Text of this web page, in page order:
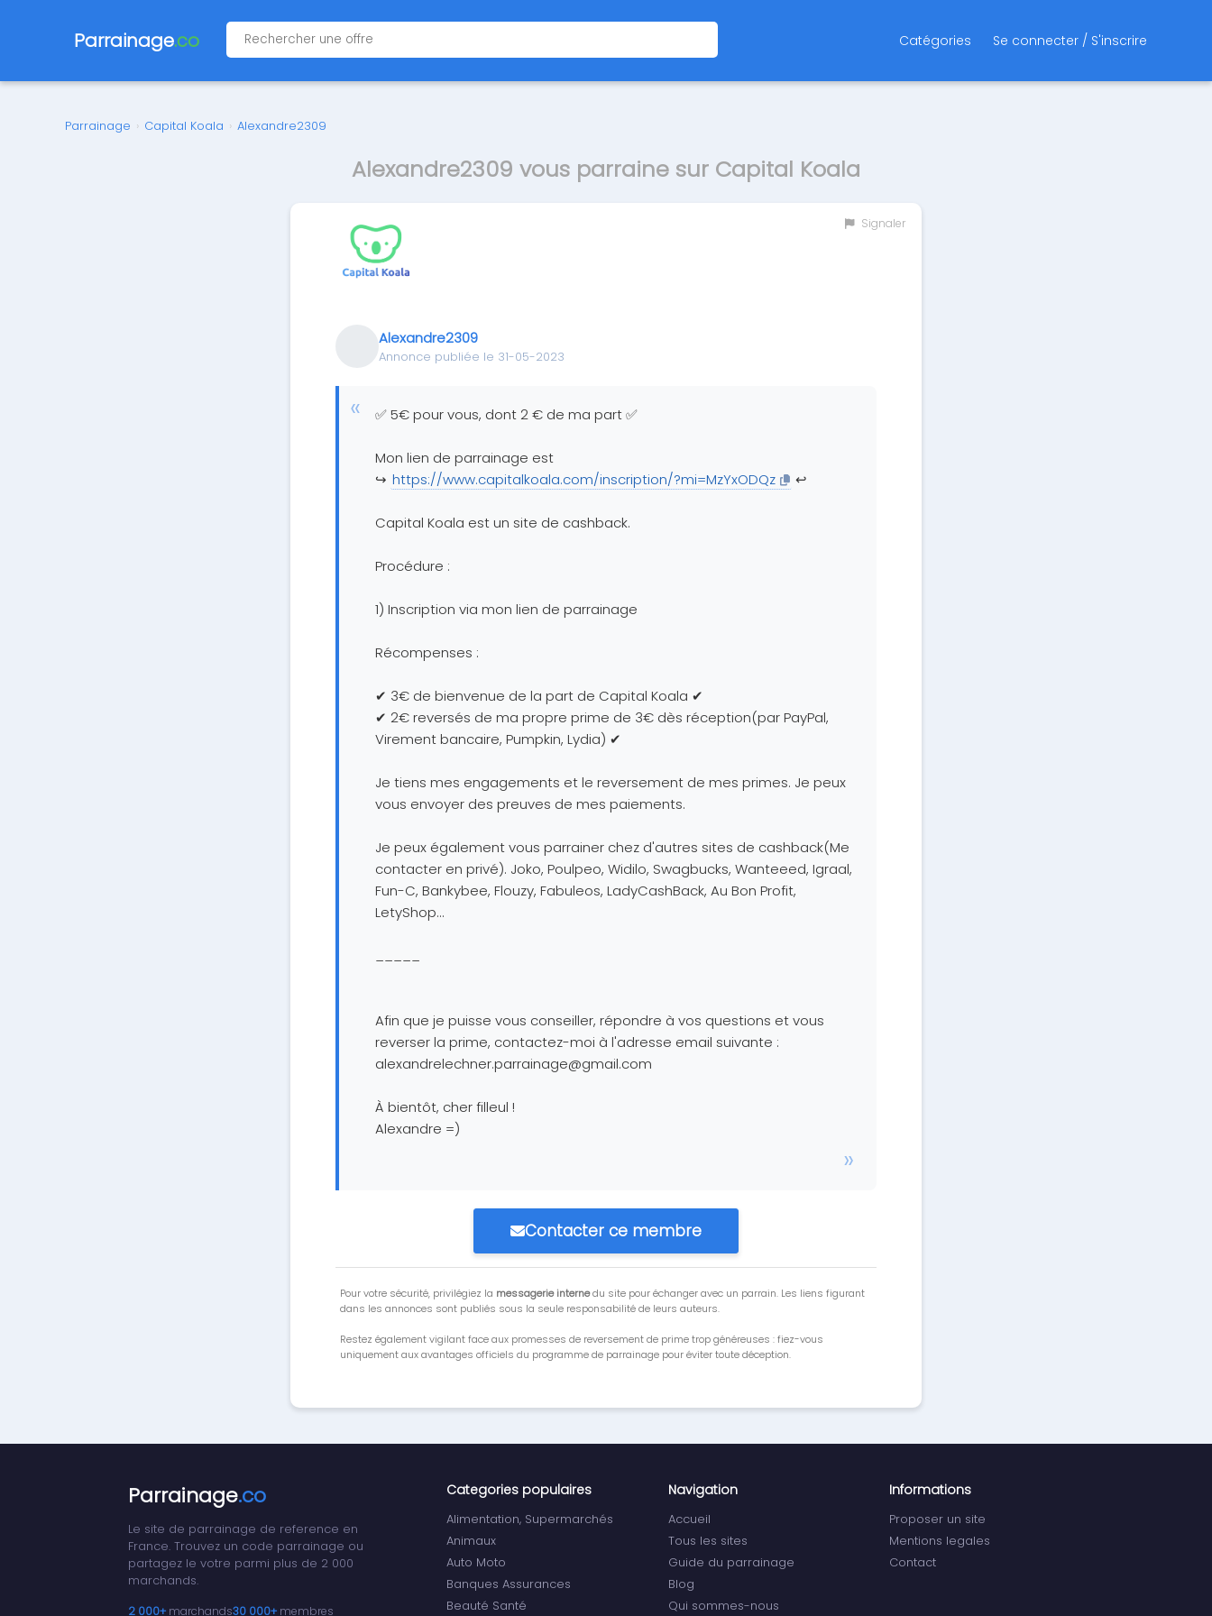
Parrainage.co Catégories Se connecter / S'inscrire
Parrainage › Capital Koala › Alexandre2309
Alexandre2309 vous parraine sur Capital Koala
Signaler
Alexandre2309
Annonce publiée le 31-05-2023
✅ 5€ pour vous, dont 2 € de ma part ✅
Mon lien de parrainage est
↪️ https://www.capitalkoala.com/inscription/?mi=MzYxODQz ↩️
Capital Koala est un site de cashback.
Procédure :
1) Inscription via mon lien de parrainage
Récompenses :
✔ 3€ de bienvenue de la part de Capital Koala ✔
✔ 2€ reversés de ma propre prime de 3€ dès réception(par PayPal,
Virement bancaire, Pumpkin, Lydia) ✔
Je tiens mes engagements et le reversement de mes primes. Je peux
vous envoyer des preuves de mes paiements.
Je peux également vous parrainer chez d'autres sites de cashback(Me
contacter en privé). Joko, Poulpeo, Widilo, Swagbucks, Wanteeed, Igraal,
Fun-C, Bankybee, Flouzy, Fabuleos, LadyCashBack, Au Bon Profit,
LetyShop...
Afin que je puisse vous conseiller, répondre à vos questions et vous
reverser la prime, contactez-moi à l'adresse email suivante :
alexandrelechner.parrainage@gmail.com
À bientôt, cher filleul !
Alexandre =)
Contacter ce membre
Pour votre sécurité, privilégiez la messagerie internedu site pour échanger avec un parrain. Les liens figurant
dans les annonces sont publiés sous la seule responsabilité de leurs auteurs.
Restez également vigilant face aux promesses de reversement de prime trop généreuses : fiez-vous
uniquement aux avantages officiels du programme de parrainage pour éviter toute déception.
Parrainage.co
Le site de parrainage de reference en
France. Trouvez un code parrainage ou
partagez le votre parmi plus de 2 000
marchands.
2 000+ marchands30 000+ membres
Categories populaires
Alimentation, Supermarchés
Animaux
Auto Moto
Banques Assurances
Beauté Santé
Navigation
Accueil
Tous les sites
Guide du parrainage
Blog
Qui sommes-nous
Informations
Proposer un site
Mentions legales
Contact